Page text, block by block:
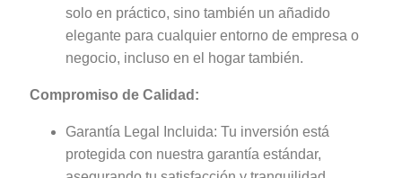
solo en práctico, sino también un añadido
elegante para cualquier entorno de empresa o
negocio, incluso en el hogar también.
Compromiso de Calidad:
Garantía Legal Incluida: Tu inversión está
protegida con nuestra garantía estándar,